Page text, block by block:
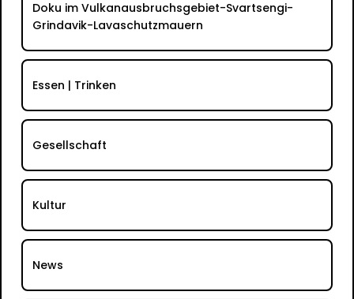
Doku im Vulkanausbruchsgebiet-Svartsengi-
Grindavik-Lavaschutzmauern
Essen | Trinken
Gesellschaft
Kultur
News